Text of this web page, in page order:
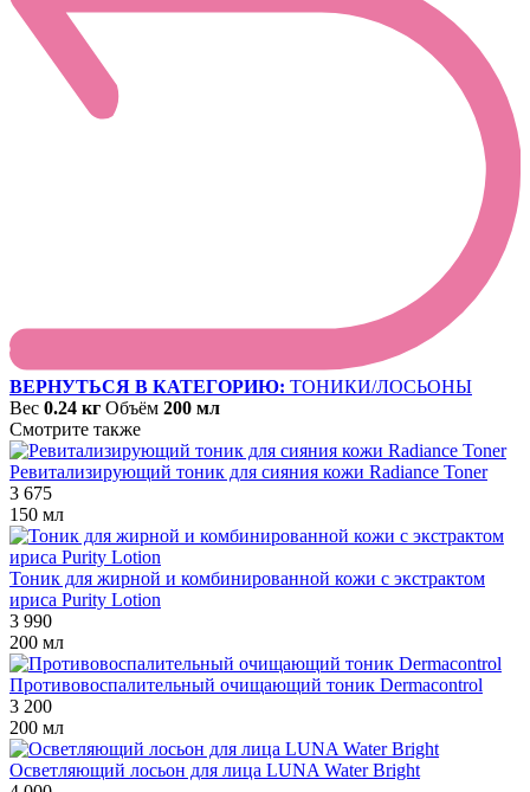
ВЕРНУТЬСЯ В КАТЕГОРИЮ: ТОНИКИ/ЛОСЬОНЫ
Вес 0.24 кг Объём 200 мл
Смотрите также
Ревитализирующий тоник для сияния кожи Radiance Toner
3 675
150 мл
Тоник для жирной и комбинированной кожи с экстрактом
ириса Purity Lotion
3 990
200 мл
Противовоспалительный очищающий тоник Dermacontrol
3 200
200 мл
Осветляющий лосьон для лица LUNA Water Bright